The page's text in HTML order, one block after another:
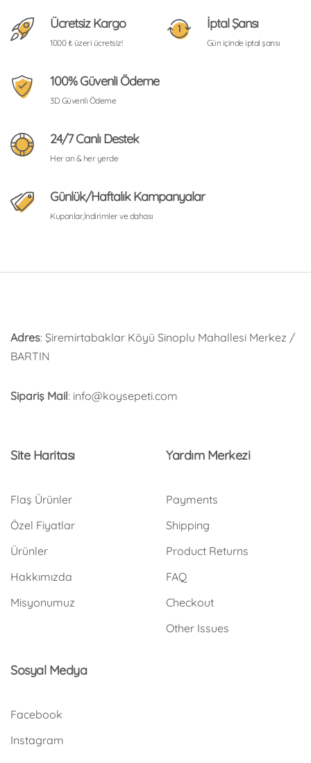
Ücretsiz Kargo
1000 ₺ üzeri ücretsiz!
İptal Şansı
Gün içinde iptal şansı
100% Güvenli Ödeme
3D Güvenli Ödeme
24/7 Canlı Destek
Her an & her yerde
Günlük/Haftalık Kampanyalar
Kuponlar,İndirimler ve dahası
Adres: Şiremirtabaklar Köyü Sinoplu Mahallesi Merkez /
BARTIN
Sipariş Mail: info@koysepeti.com
Site Haritası
Flaş Ürünler
Özel Fiyatlar
Ürünler
Hakkımızda
Misyonumuz
Yardım Merkezi
Payments
Shipping
Product Returns
FAQ
Checkout
Other Issues
Sosyal Medya
Facebook
Instagram